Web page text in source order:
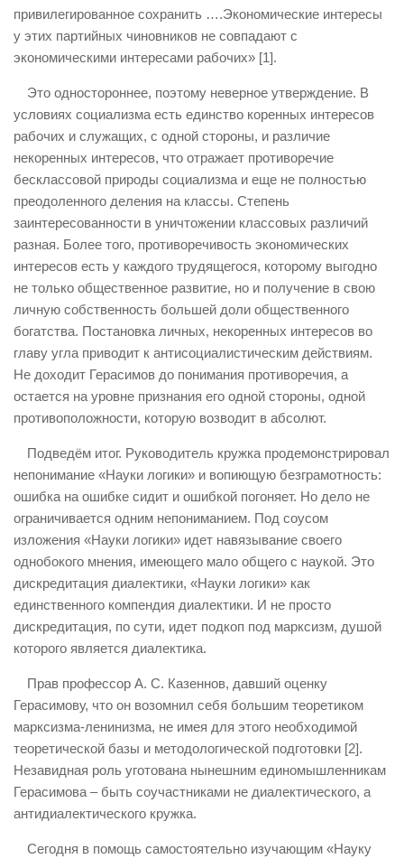
привилегированное сохранить ….Экономические интересы
у этих партийных чиновников не совпадают с
экономическими интересами рабочих» [1].
Это одностороннее, поэтому неверное утверждение. В
условиях социализма есть единство коренных интересов
рабочих и служащих, с одной стороны, и различие
некоренных интересов, что отражает противоречие
бесклассовой природы социализма и еще не полностью
преодоленного деления на классы. Степень
заинтересованности в уничтожении классовых различий
разная. Более того, противоречивость экономических
интересов есть у каждого трудящегося, которому выгодно
не только общественное развитие, но и получение в свою
личную собственность большей доли общественного
богатства. Постановка личных, некоренных интересов во
главу угла приводит к антисоциалистическим действиям.
Не доходит Герасимов до понимания противоречия, а
остается на уровне признания его одной стороны, одной
противоположности, которую возводит в абсолют.
Подведём итог. Руководитель кружка продемонстрировал
непонимание «Науки логики» и вопиющую безграмотность:
ошибка на ошибке сидит и ошибкой погоняет. Но дело не
ограничивается одним непониманием. Под соусом
изложения «Науки логики» идет навязывание своего
однобокого мнения, имеющего мало общего с наукой. Это
дискредитация диалектики, «Науки логики» как
единственного компендия диалектики. И не просто
дискредитация, по сути, идет подкоп под марксизм, душой
которого является диалектика.
Прав профессор А. С. Казеннов, давший оценку
Герасимову, что он возомнил себя большим теоретиком
марксизма-ленинизма, не имея для этого необходимой
теоретической базы и методологической подготовки [2].
Незавидная роль уготована нынешним единомышленникам
Герасимова – быть соучастниками не диалектического, а
антидиалектического кружка.
Сегодня в помощь самостоятельно изучающим «Науку